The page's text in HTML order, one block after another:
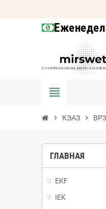
view_headline
chevron_right КЭАЗ chevron_right
ГЛАВНАЯ
EKF
IEK